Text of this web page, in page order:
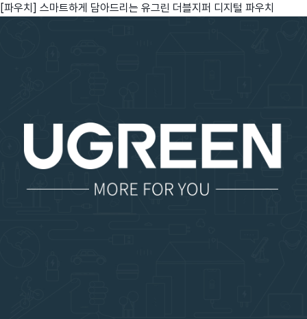
[파우치] 스마트하게 담아드리는 유그린 더블지퍼 디지털 파우치